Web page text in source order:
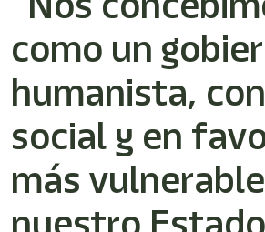
directo
lector
de
pantalla
ayudarle
navegar
como un
humanista,
social y en
más